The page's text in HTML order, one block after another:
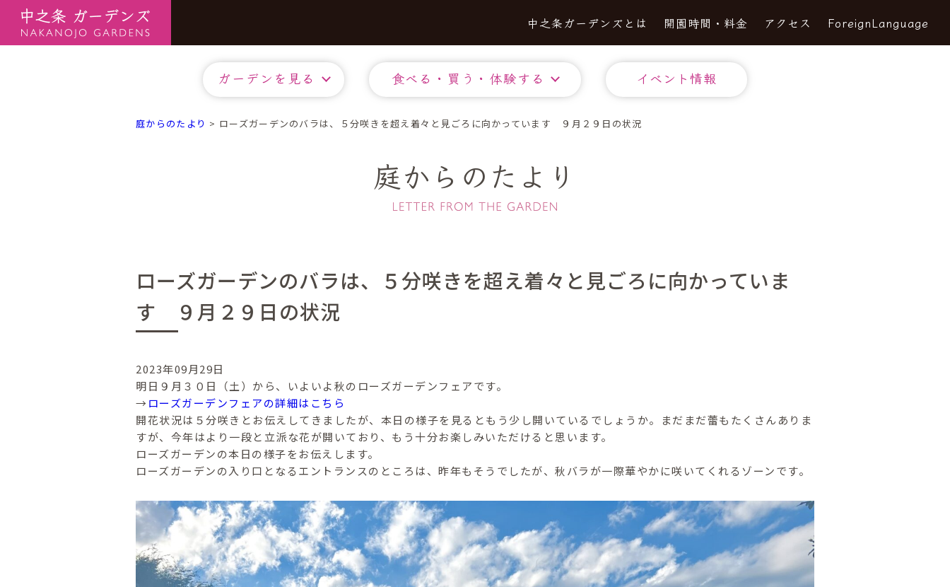
中之条ガーデンズとは 開園時間・料金 アクセス ForeignLanguage
ガーデンを見る 食べる・買う・体験する イベント情報
庭からのたより > ローズガーデンのバラは、５分咲きを超え着々と見ごろに向かっています ９月２９日の状況
庭からのたより
ローズガーデンのバラは、５分咲きを超え着々と見ごろに向かっていま
す ９月２９日の状況
2023年09月29日
明日９月３０日（土）から、いよいよ秋のローズガーデンフェアです。
→ローズガーデンフェアの詳細はこちら
開花状況は５分咲きとお伝えしてきましたが、本日の様子を見るともう少し開いているでしょうか。まだまだ蕾もたくさんありま
すが、今年はより一段と立派な花が開いており、もう十分お楽しみいただけると思います。
ローズガーデンの本日の様子をお伝えします。
ローズガーデンの入り口となるエントランスのところは、昨年もそうでしたが、秋バラが一際華やかに咲いてくれるゾーンです。